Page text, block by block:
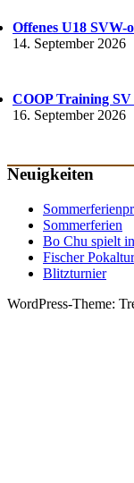
Offenes U18
14. September 2026
COOP Training
16. September 2026
Neuigkeiten
Sommerferien
Bo Chu spielt
Fischer
Blitzturnier
WordPress-Theme: